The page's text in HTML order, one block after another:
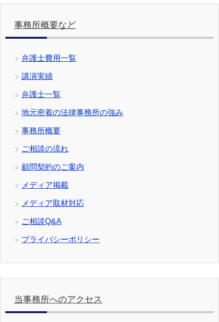
事務所概要など
弁護士費用一覧
講演実績
弁護士一覧
地元密着の法律事務所の強み
事務所概要
ご相談の流れ
顧問契約のご案内
メディア掲載
メディア取材対応
ご相談Q&A
プライバシーポリシー
当事務所へのアクセス